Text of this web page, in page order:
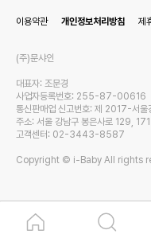
이용약관 개인정보처리방침 제
(주)문샤인
대표자: 조문경
사업자등록번호: 255-87-00616
통신판매업 신고번호: 제 2017-서
주소: 서울 강남구 봉은사로 129,
고객센터: 02-3443-8587
Copyright © i-Baby All rights